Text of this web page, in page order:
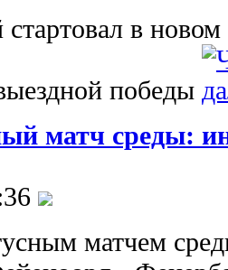
стартовал в
победы
матч среды:
матчем